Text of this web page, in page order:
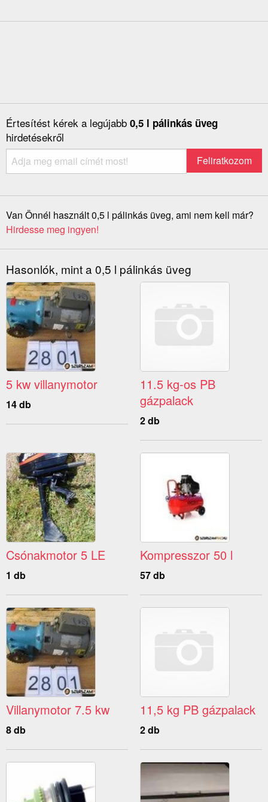
Értesítést kérek a legújabb 0,5 l pálinkás üveg
hirdetésekről
Van Önnél használt 0,5 l pálinkás üveg, ami nem kell már?
Hirdesse meg ingyen!
Hasonlók, mint a 0,5 l pálinkás üveg
5 kw villanymotor
14 db
11.5 kg-os PB
gázpalack
2 db
Csónakmotor 5 LE
1 db
Kompresszor 50 l
57 db
Villanymotor 7.5 kw
8 db
11,5 kg PB gázpalack
2 db